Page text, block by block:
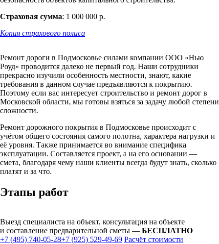
Страховая сумма: 1 000 000 р.
Копия страхового полиса
Ремонт дороги в Подмосковье силами компании ООО «Нью
Роуд» проводится далеко не первый год. Наши сотрудники
прекрасно изучили особенность местности, знают, какие
требования в данном случае предъявляются к покрытию.
Поэтому если вас интересует строительство и ремонт дорог в
Московской области, мы готовы взяться за задачу любой степени
сложности.
Ремонт дорожного покрытия в Подмосковье происходит с
учётом общего состояния самого полотна, характера нагрузки и
её уровня. Также принимается во внимание специфика
эксплуатации. Составляется проект, а на его основании —
смета, благодаря чему наши клиенты всегда будут знать, сколько
платят и за что.
Этапы работ
Выезд специалиста на объект, консультация на объекте
и составление предварительной сметы — БЕСПЛАТНО
+7 (495) 740-05-28+7 (925) 529-49-69 Расчёт стоимости